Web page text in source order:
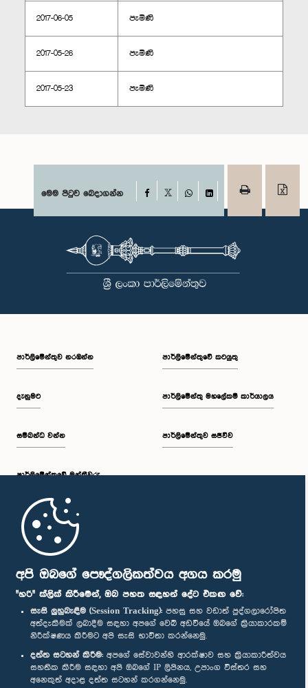
අපි ඔබගේ පෞද්ගලිකත්වය අගය කරමු
"හරි" ක්ලික් කිරීමෙන්, ඔබ පහත සඳහන් දේට එකඟ වේ:
සැසි ලුහුබැඳීම (Session Tracking): පහසු සහ වඩාත් පුද්ගලාරෝපිත
අත්දැකීමක් ලබාදීම සඳහා අපගේ වෙබ් අඩවියේ ඔබගේ ක්‍රියාකාරකම්
නිරීක්ෂණය කිරීමට අපි සැසි භාවිතා කරන්නෙමු.
දත්ත සටහන් කිරීම: අපගේ සේවාවන්හි ආරක්ෂාව සහ ක්‍රියාකාරීත්වය
සහතික කිරීම සඳහා අපි ඔබගේ IP ලිපිනය, උපාංග විස්තර සහ
අනෙකුත් අදාළ දත්ත සටහන් කරගන්නෙමු.
2017-06-05 පැමිණි
2017-05-26 පැමිණි
2017-05-23 පැමිණි
මෙම පිටුව බෙදාගන්න Facebook
WhatsAppLinkedIn
පාර්ලි‌මේන්තුව නරඹන්න
දැනුමට
සම්බන්ධ වන්න
පාර්ලි‌මේන්තුවේ මන්ත්‍රීවරු
මුල් පිටුව
පාර්ලිමේන්තුවේ කටයුතු
පාර්ලිමේන්තු මහලේකම් කාර්යාලය
පාර්ලිමේන්තුව සජීවීව
පාර්ලිමේන්තු ජංගම යෙදුම
අප හා සම්බන්ධ වී සිටින්න :